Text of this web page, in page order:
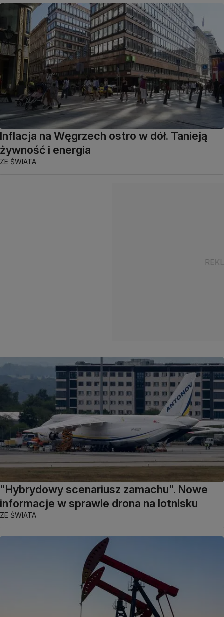
Inflacja na Węgrzech ostro w dół. Tanieją
żywność i energia
ZE ŚWIATA
"Hybrydowy scenariusz zamachu". Nowe
informacje w sprawie drona na lotnisku
ZE ŚWIATA